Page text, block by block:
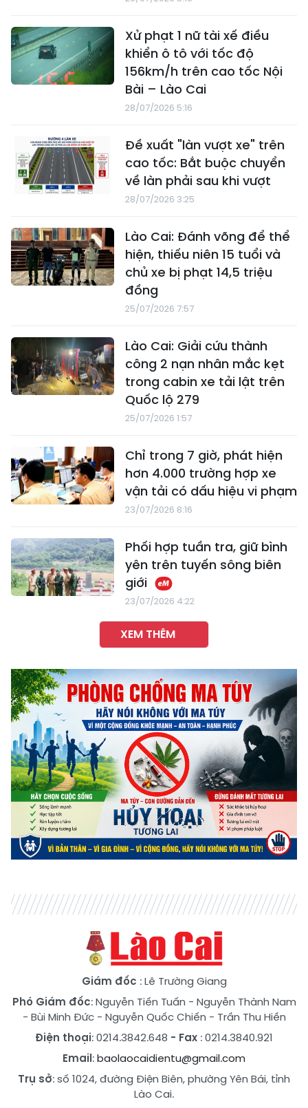
Xử phạt 1 nữ tài xế điều
khiển ô tô với tốc độ
156km/h trên cao tốc Nội
Bài – Lào Cai
28/07/2026 5:16
Đề xuất "làn vượt xe" trên
cao tốc: Bắt buộc chuyển
về làn phải sau khi vượt
28/07/2026 3:25
Lào Cai: Đánh võng để thể
hiện, thiếu niên 15 tuổi và
chủ xe bị phạt 14,5 triệu
đồng
25/07/2026 7:57
Lào Cai: Giải cứu thành
công 2 nạn nhân mắc kẹt
trong cabin xe tải lật trên
Quốc lộ 279
25/07/2026 1:57
Chỉ trong 7 giờ, phát hiện
hơn 4.000 trường hợp xe
vận tải có dấu hiệu vi phạm
23/07/2026 8:16
Phối hợp tuần tra, giữ bình
yên trên tuyến sông biên
giới
23/07/2026 4:22
XEM THÊM
Giám đốc : Lê Trường Giang
Phó Giám đốc:Nguyễn Tiến Tuấn - Nguyễn Thành Nam
- Bùi Minh Đức- Nguyễn Quốc Chiến - Trần Thu Hiền
Điện thoại: 0214.3842.648 - Fax : 0214.3840.921
Email:baolaocaidientu@gmail.com
Trụ sở: số 1024, đường Điện Biên, phường Yên Bái, tỉnh
Lào Cai.